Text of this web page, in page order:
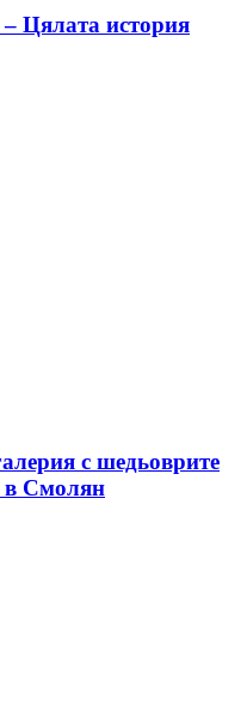
Цялата история
с шедьоврите
в Смолян